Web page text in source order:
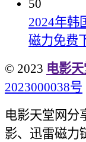
50
2024年韩
磁力免费
© 2023 电影天
2023000038号
电影天堂网分
影、迅雷磁力